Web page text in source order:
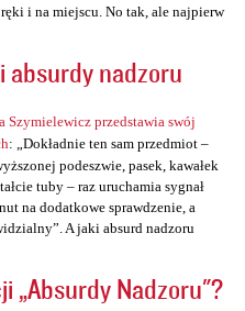
i na miejscu. No tak, ale najpierw
absurdy nadzoru
przedstawia swój
: „Dokładnie ten sam przedmiot –
podeszwie, pasek, kawałek
tuby – raz uruchamia sygnał
na dodatkowe sprawdzenie, a
A jaki absurd nadzoru
„Absurdy Nadzoru"?